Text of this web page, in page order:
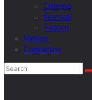
Cinema
Festival
Teatro
Videos
Contactos